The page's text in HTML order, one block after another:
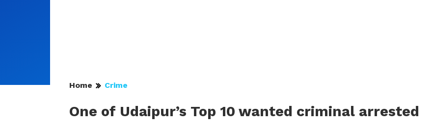
Home Crime
One of Udaipur’s Top 10 wanted criminal arrested